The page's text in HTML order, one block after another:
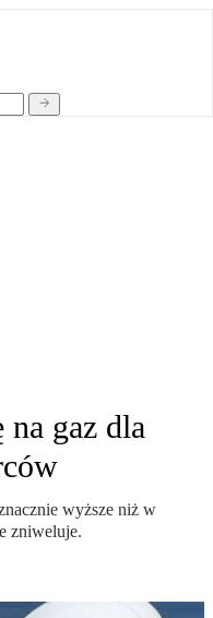
gaz dla
wyższe niż w
zniweluje.